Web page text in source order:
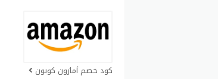
كود خصم أمازون كوبون